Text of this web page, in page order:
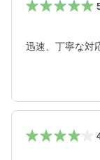
迅速、丁寧な対